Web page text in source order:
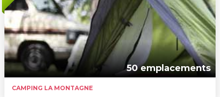
50 emplacements
CAMPING LA MONTAGNE